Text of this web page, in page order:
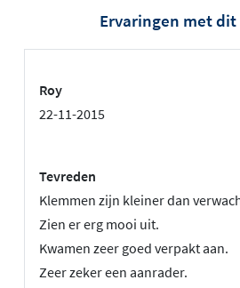
Ervaringen met
Roy
22-11-2015
Tevreden
Klemmen zijn kleiner dan
Zien er erg mooi uit.
Kwamen zeer goed verpakt aan.
Zeer zeker een aanrader.